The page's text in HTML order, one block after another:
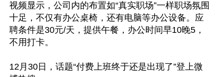
视频显示，公司内的布置如“真实职场”一样职场氛围
十足，不仅有办公桌椅，还有电脑等办公设备。应
聘条件是30元/天，提供午餐，办公时间早10晚5，
不用打卡。
12月30日，话题“付费上班终于还是出现了”登上微